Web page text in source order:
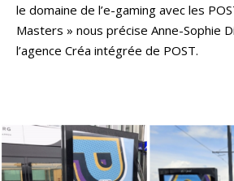
le domaine de l’e-gaming avec les
Masters » nous précise Anne-Sophie
l’agence Créa intégrée de POST.